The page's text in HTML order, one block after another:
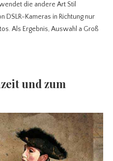
die andere Art Stil
Kameras in Richtung nur
Als Ergebnis, Auswahl a Groß
und zum